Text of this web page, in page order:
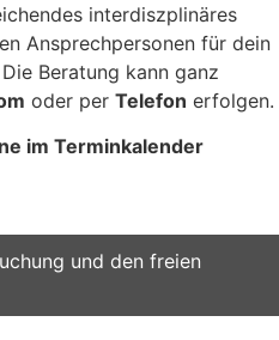
interdiszplinäres
Ansprechpersonen für dein
Beratung kann ganz
oder per Telefon erfolgen.
im Terminkalender
und den freien